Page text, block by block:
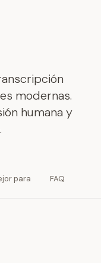
modernas.
humana y
para FAQ